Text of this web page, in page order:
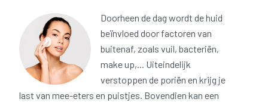
Doorheen de dag wordt de huid
beïnvloed door factoren van
buitenaf, zoals vuil, bacteriën,
make up,... Uiteindelijk
verstoppen de poriën en krijg je
last van mee-eters en puistjes. Bovendien kan een